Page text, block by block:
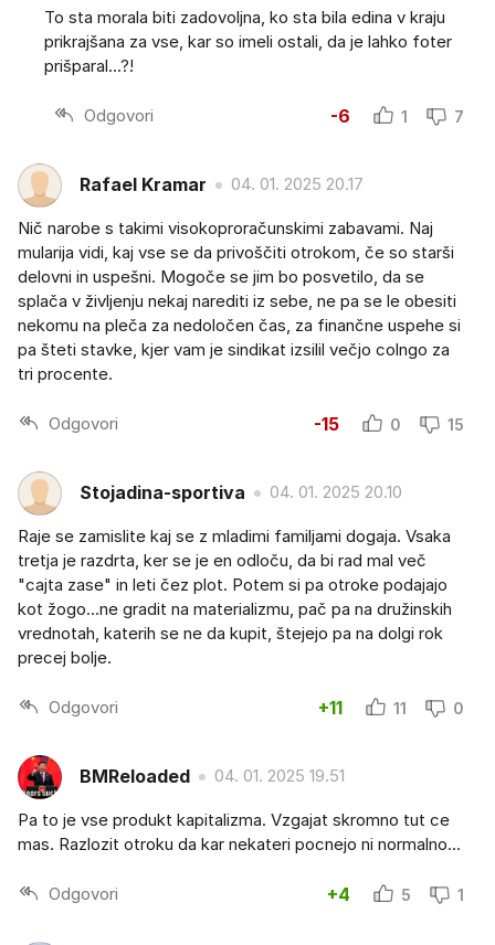
To sta morala biti zadovoljna, ko sta bila edina v kraju
prikrajšana za vse, kar so imeli ostali, da je lahko foter
prišparal...?!
Odgovori -6 1 7
Rafael Kramar 04. 01. 2025 20.17
Nič narobe s takimi visokoproračunskimi zabavami. Naj
mularija vidi, kaj vse se da privoščiti otrokom, če so starši
delovni in uspešni. Mogoče se jim bo posvetilo, da se
splača v življenju nekaj narediti iz sebe, ne pa se le obesiti
nekomu na pleča za nedoločen čas, za finančne uspehe si
pa šteti stavke, kjer vam je sindikat izsilil večjo colngo za
tri procente.
Odgovori -15 0 15
Stojadina-sportiva 04. 01. 2025 20.10
Raje se zamislite kaj se z mladimi familjami dogaja. Vsaka
tretja je razdrta, ker se je en odloču, da bi rad mal več
"cajta zase" in leti čez plot. Potem si pa otroke podajajo
kot žogo...ne gradit na materializmu, pač pa na družinskih
vrednotah, katerih se ne da kupit, štejejo pa na dolgi rok
precej bolje.
Odgovori +11 11 0
BMReloaded 04. 01. 2025 19.51
Pa to je vse produkt kapitalizma. Vzgajat skromno tut ce
mas. Razlozit otroku da kar nekateri pocnejo ni normalno...
Odgovori +4 5 1